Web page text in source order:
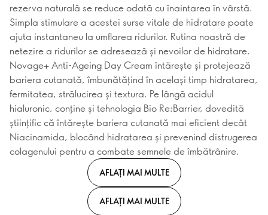
rezerva naturală se reduce odată cu înaintarea în vârstă.
Simpla stimulare a acestei surse vitale de hidratare poate
ajuta instantaneu la umflarea ridurilor. Rutina noastră de
netezire a ridurilor se adresează și nevoilor de hidratare.
Novage+ Anti-Ageing Day Cream întărește și protejează
bariera cutanată, îmbunătățind în același timp hidratarea,
fermitatea, strălucirea și textura. Pe lângă acidul
hialuronic, conține și tehnologia Bio Re:Barrier, dovedită
științific că întărește bariera cutanată mai eficient decât
Niacinamida, blocând hidratarea și prevenind distrugerea
colagenului pentru a combate semnele de îmbătrânire.
AFLAȚI MAI MULTE
AFLAȚI MAI MULTE